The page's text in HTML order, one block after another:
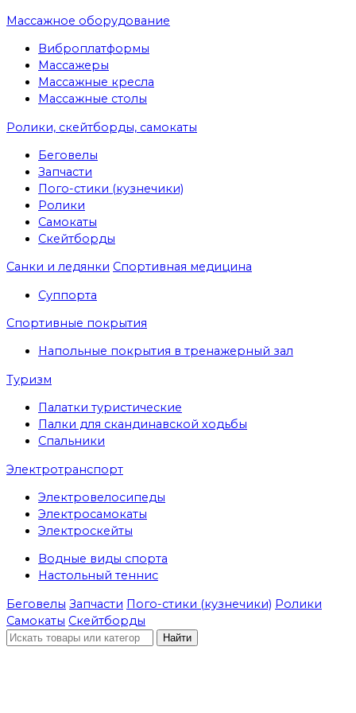
Массажное оборудование
Виброплатформы
Массажеры
Массажные кресла
Массажные столы
Ролики, скейтборды, самокаты
Беговелы
Запчасти
Пого-стики (кузнечики)
Ролики
Самокаты
Скейтборды
Санки и ледянки Спортивная медицина
Суппорта
Спортивные покрытия
Напольные покрытия в тренажерный зал
Туризм
Палатки туристические
Палки для скандинавской ходьбы
Спальники
Электротранспорт
Электровелосипеды
Электросамокаты
Электроскейты
Водные виды спорта
Настольный теннис
Беговелы Запчасти Пого-стики (кузнечики) Ролики
Самокаты Скейтборды
Найти